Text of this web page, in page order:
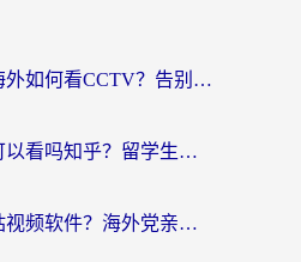
海外党亲测：在海外如何看CCTV？告别“仅限大陆播放”的实用指南
央视影音在海外可以看吗知乎？留学生亲测：3步解决地域限制+追剧自由
在国外怎么看咪咕视频软件？海外党亲测有效的回国加速方案